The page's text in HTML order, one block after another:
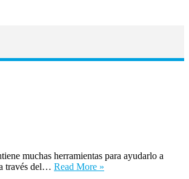
muchas herramientas para ayudarlo a
través del… Read More »